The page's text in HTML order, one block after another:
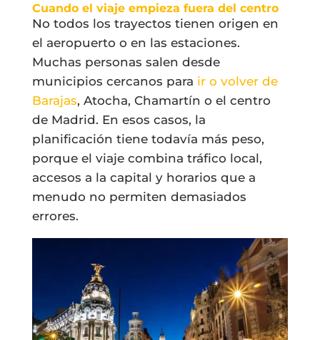
Cuando el viaje empieza fuera del centro
No todos los trayectos tienen origen en
el aeropuerto o en las estaciones.
Muchas personas salen desde
municipios cercanos para ir o volver de
Barajas, Atocha, Chamartín o el centro
de Madrid. En esos casos, la
planificación tiene todavía más peso,
porque el viaje combina tráfico local,
accesos a la capital y horarios que a
menudo no permiten demasiados
errores.